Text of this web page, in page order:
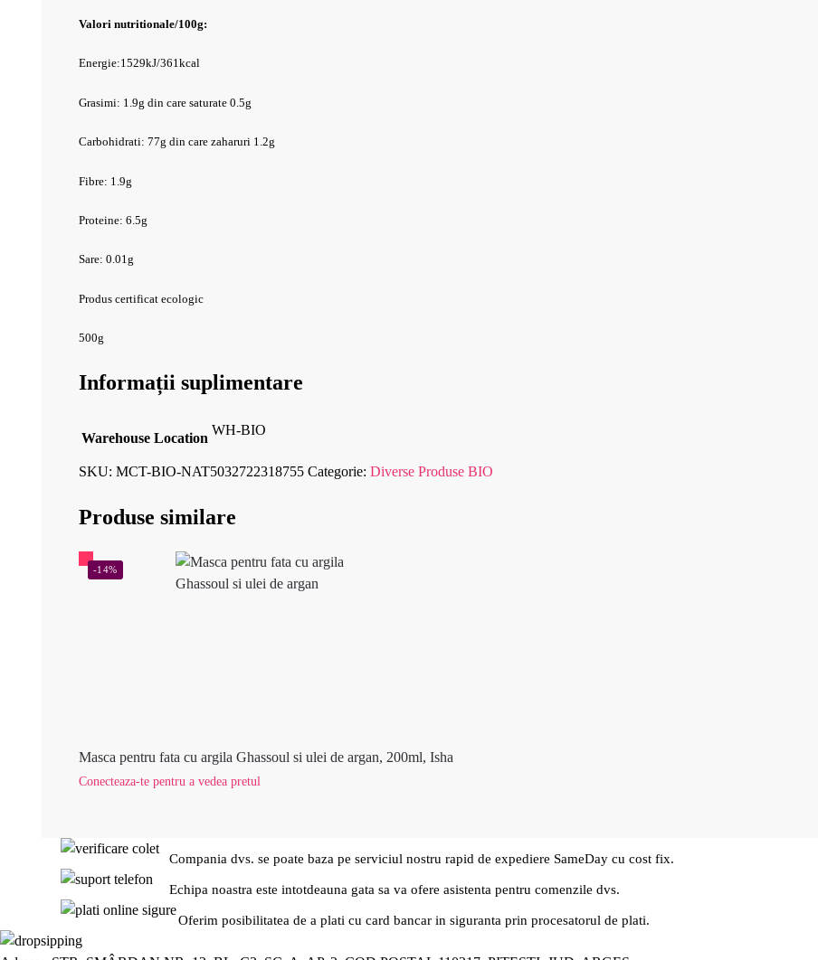
Valori nutritionale/100g:
Energie:1529kJ/361kcal
Grasimi: 1.9g din care saturate 0.5g
Carbohidrati: 77g din care zaharuri 1.2g
Fibre: 1.9g
Proteine: 6.5g
Sare: 0.01g
Produs certificat ecologic
500g
Informații suplimentare
Warehouse Location
WH-BIO
SKU: MCT-BIO-NAT5032722318755 Categorie: Diverse Produse BIO
Produse similare
-14%
Masca pentru fata cu argila Ghassoul si ulei de argan, 200ml, Isha
Conecteaza-te pentru a vedea pretul
Compania dvs. se poate baza pe serviciul nostru rapid de expediere SameDay cu cost fix.
Echipa noastra este intotdeauna gata sa va ofere asistenta pentru comenzile dvs.
Oferim posibilitatea de a plati cu card bancar in siguranta prin procesatorul de plati.